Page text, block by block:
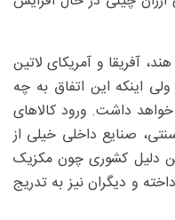
آفریقا و آمریکای لاتین
اینکه این اتفاق به چه
داشت. ورود کالاهای
ارزان همانند لباس‌های ۸۰سنتی، صنایع داخلی خیلی از
دلیل کشوری چون مکزیک
و دیگران نیز به تدریج